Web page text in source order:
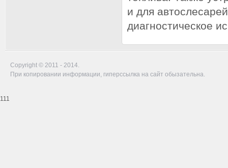
и для
диагностическое
Copyright © 2011 - 2014.
При копировании информации, гиперссылка на сайт обызательна.
111